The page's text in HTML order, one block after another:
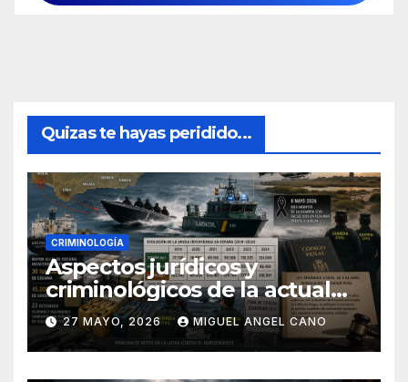
Quizas te hayas peridido...
CRIMINOLOGÍA
Aspectos jurídicos y
criminológicos de la actual
lucha contra el narcotráfico
en el sur de España
27 MAYO, 2026 MIGUEL ANGEL CANO